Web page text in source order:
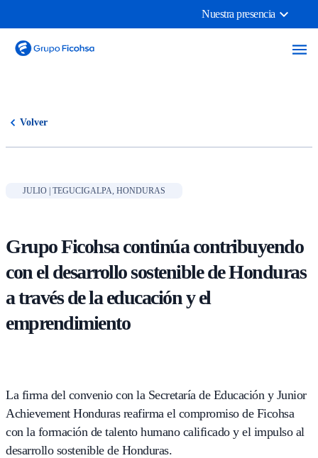
Nuestra presencia
Volver
JULIO | TEGUCIGALPA, HONDURAS
Grupo Ficohsa continúa contribuyendo
con el desarrollo sostenible de Honduras
a través de la educación y el
emprendimiento
La firma del convenio con la Secretaría de Educación y Junior
Achievement Honduras reafirma el compromiso de Ficohsa
con la formación de talento humano calificado y el impulso al
desarrollo sostenible de Honduras.